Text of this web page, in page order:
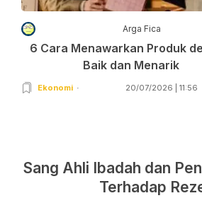
Arga Fica
6 Cara Menawarkan Produk
Baik dan Menarik
Ekonomi 20/07/2026 | 11:56
Sang Ahli Ibadah dan
Terhadap